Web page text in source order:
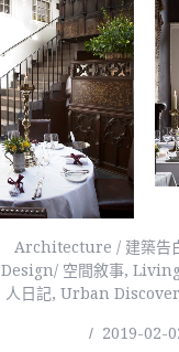
Architecture / 建築告
Design/ 空間敘事,
人日記, Urban
2019-02-